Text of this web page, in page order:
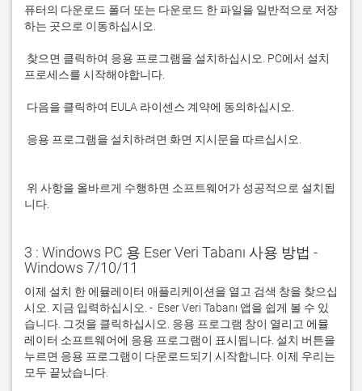
퓨터의 다운로드 폴더 또는 다운로드 한 파일을 일반적으로 저장
니다.
3 : Windows PC 용 Eser Veri Tabanı 사용 방법 -
Windows 7/10/11
이제 설치 한 에뮬레이터 애플리케이션을 열고 검색 창을 찾으십
시오. 지금 입력하십시오. -  Eser Veri Tabanı 앱을 쉽게 볼 수 있
습니다. 그것을 클릭하십시오. 응용 프로그램 창이 열리고 에뮬
레이터 소프트웨어에 응용 프로그램이 표시됩니다. 설치 버튼을
누르면 응용 프로그램이 다운로드되기 시작합니다. 이제 우리는